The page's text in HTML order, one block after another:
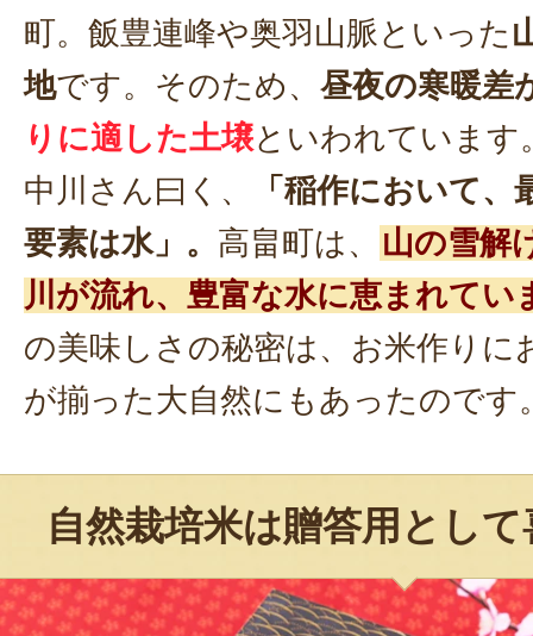
町。飯豊連峰や奥羽山脈といった
地です。そのため、 昼夜の寒暖差
りに適した土壌といわれています
中川さん曰く、
「稲作において
要素は水」。 高畠町は、
山の雪解
川が流れ、豊富な水に恵まれてい
の美味しさの秘密は、お米作りに
が揃った大自然にもあったのです
自然栽培米は贈答用とし